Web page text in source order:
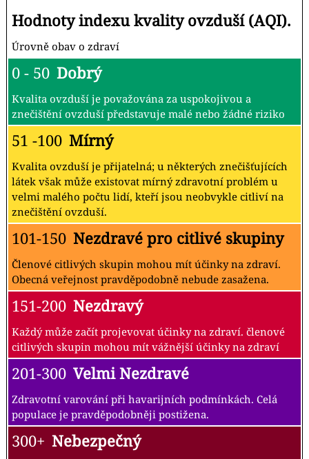
Hodnoty indexu kvality ovzduší (AQI).
Úrovně obav o zdraví
0 - 50 Dobrý
Kvalita ovzduší je považována za uspokojivou a
znečištění ovzduší představuje malé nebo žádné riziko
51 -100 Mírný
Kvalita ovzduší je přijatelná; u některých znečišťujících
látek však může existovat mírný zdravotní problém u
velmi malého počtu lidí, kteří jsou neobvykle citliví na
znečištění ovzduší.
101-150 Nezdravé pro citlivé skupiny
Členové citlivých skupin mohou mít účinky na zdraví.
Obecná veřejnost pravděpodobně nebude zasažena.
151-200 Nezdravý
Každý může začít projevovat účinky na zdraví. členové
citlivých skupin mohou mít vážnější účinky na zdraví
201-300 Velmi Nezdravé
Zdravotní varování při havarijních podmínkách. Celá
populace je pravděpodobněji postižena.
300+ Nebezpečný